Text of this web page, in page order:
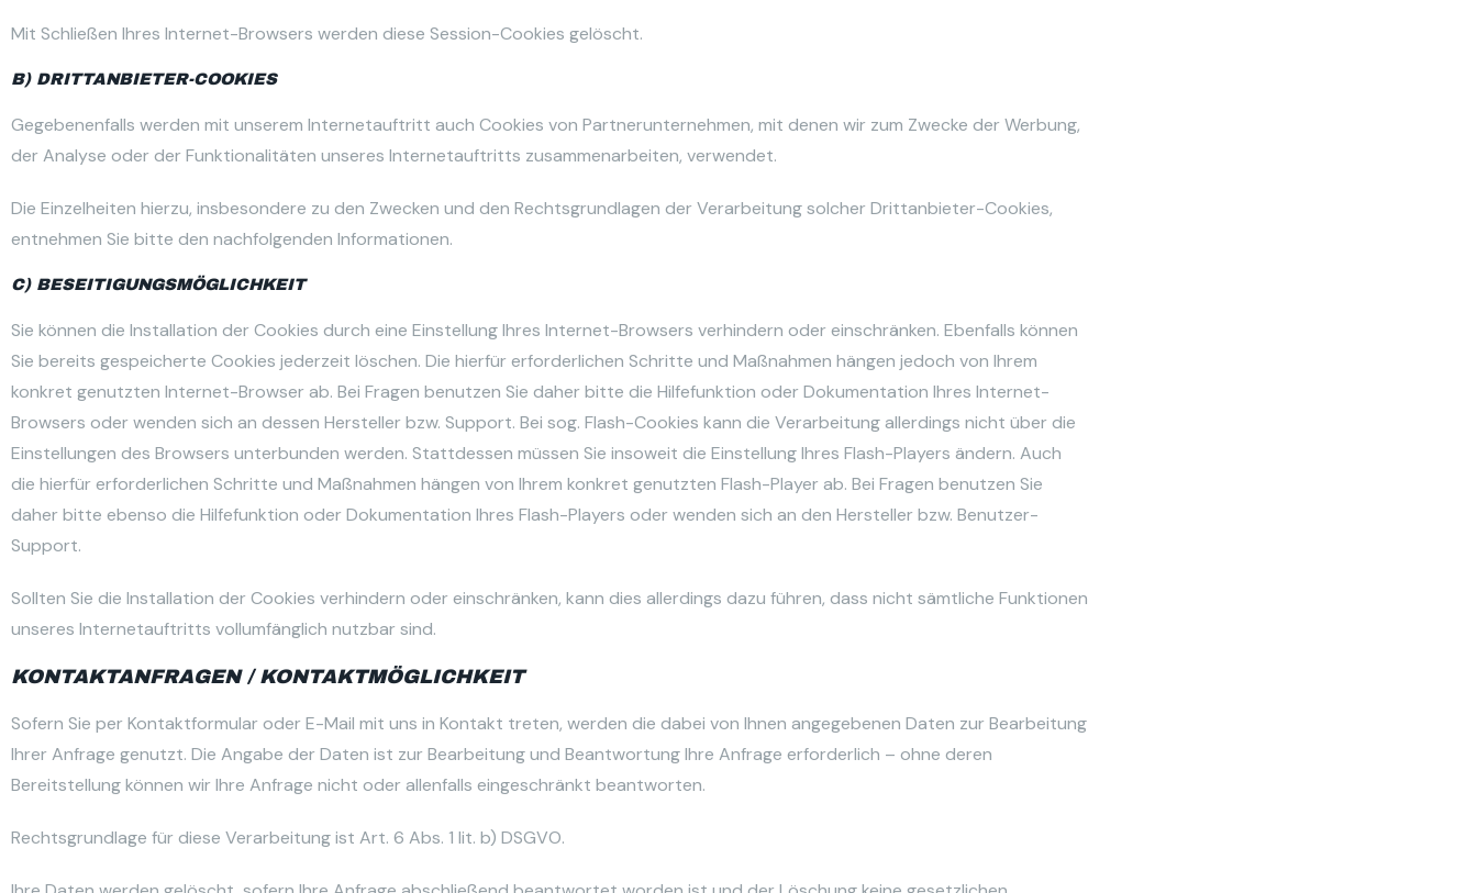
Mit Schließen Ihres Internet-Browsers werden diese Session-Cookies gelöscht.
B) DRITTANBIETER-COOKIES
Gegebenenfalls werden mit unserem Internetauftritt auch Cookies von Partnerunternehmen, mit denen wir zum Zwecke der Werbung,
der Analyse oder der Funktionalitäten unseres Internetauftritts zusammenarbeiten, verwendet.
Die Einzelheiten hierzu, insbesondere zu den Zwecken und den Rechtsgrundlagen der Verarbeitung solcher Drittanbieter-Cookies,
entnehmen Sie bitte den nachfolgenden Informationen.
C) BESEITIGUNGSMÖGLICHKEIT
Sie können die Installation der Cookies durch eine Einstellung Ihres Internet-Browsers verhindern oder einschränken. Ebenfalls können
Sie bereits gespeicherte Cookies jederzeit löschen. Die hierfür erforderlichen Schritte und Maßnahmen hängen jedoch von Ihrem
konkret genutzten Internet-Browser ab. Bei Fragen benutzen Sie daher bitte die Hilfefunktion oder Dokumentation Ihres Internet-
Browsers oder wenden sich an dessen Hersteller bzw. Support. Bei sog. Flash-Cookies kann die Verarbeitung allerdings nicht über die
Einstellungen des Browsers unterbunden werden. Stattdessen müssen Sie insoweit die Einstellung Ihres Flash-Players ändern. Auch
die hierfür erforderlichen Schritte und Maßnahmen hängen von Ihrem konkret genutzten Flash-Player ab. Bei Fragen benutzen Sie
daher bitte ebenso die Hilfefunktion oder Dokumentation Ihres Flash-Players oder wenden sich an den Hersteller bzw. Benutzer-
Support.
Sollten Sie die Installation der Cookies verhindern oder einschränken, kann dies allerdings dazu führen, dass nicht sämtliche Funktionen
unseres Internetauftritts vollumfänglich nutzbar sind.
KONTAKTANFRAGEN / KONTAKTMÖGLICHKEIT
Sofern Sie per Kontaktformular oder E-Mail mit uns in Kontakt treten, werden die dabei von Ihnen angegebenen Daten zur Bearbeitung
Ihrer Anfrage genutzt. Die Angabe der Daten ist zur Bearbeitung und Beantwortung Ihre Anfrage erforderlich – ohne deren
Bereitstellung können wir Ihre Anfrage nicht oder allenfalls eingeschränkt beantworten.
Rechtsgrundlage für diese Verarbeitung ist Art. 6 Abs. 1 lit. b) DSGVO.